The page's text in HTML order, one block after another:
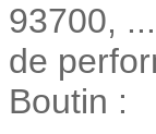
93700,
de
Boutin :